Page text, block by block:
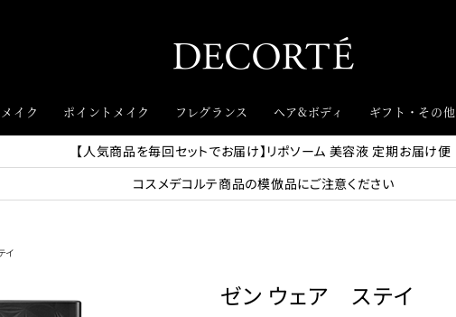
イク ポイントメイク フレグランス ヘア&ボディ ギフト・その他
【人気商品を毎回セットでお届け】リポソーム 美容液 定期お届け便
コスメデコルテ商品の模倣品にご注意ください
イ
ゼン ウェア ステイ